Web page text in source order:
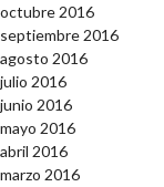
octubre 2016
septiembre 2016
agosto 2016
julio 2016
junio 2016
mayo 2016
abril 2016
marzo 2016